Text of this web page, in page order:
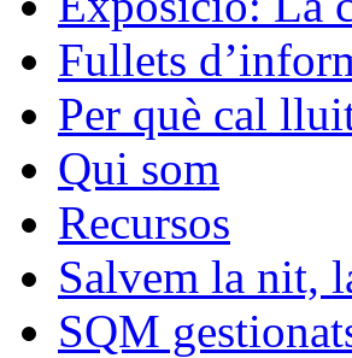
Fullets
Per què cal
Qui som
Recursos
Salvem la nit,
SQM